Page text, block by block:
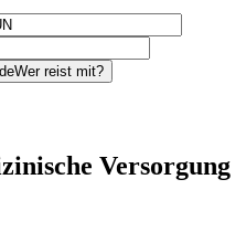
Wer reist mit?
Versorgung